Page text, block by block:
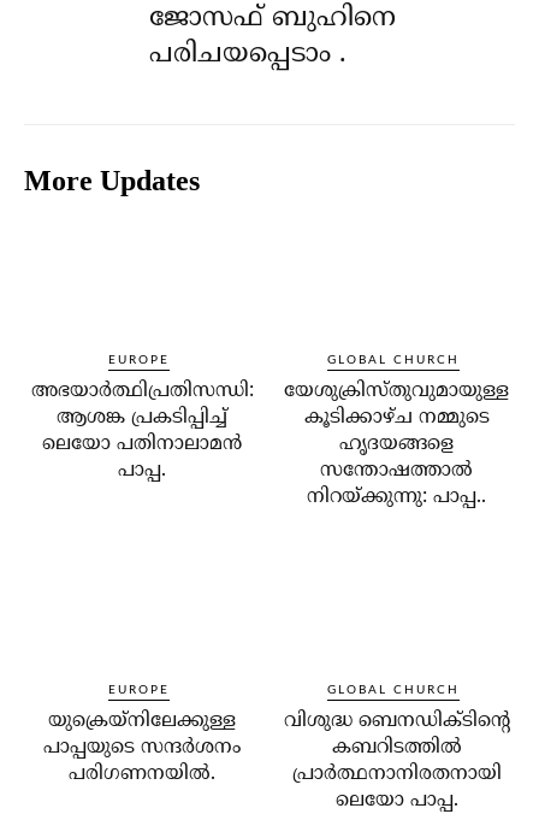
ജോസഫ് ബുഹിനെ
പരിചയപ്പെടാം .
More Updates
EUROPE
അഭയാര്‍ത്ഥിപ്രതിസന്ധി:
ആശങ്ക പ്രകടിപ്പിച്ച്
ലെയോ പതിനാലാമന്‍
പാപ്പ.
GLOBAL CHURCH
യേശുക്രിസ്തുവുമായുള്ള
കൂടിക്കാഴ്ച നമ്മുടെ
ഹൃദയങ്ങളെ
സന്തോഷത്താല്‍
നിറയ്ക്കുന്നു: പാപ്പ..
EUROPE
യുക്രെയ്‌നിലേക്കുള്ള
പാപ്പയുടെ സന്ദര്‍ശനം
പരിഗണനയില്‍.
GLOBAL CHURCH
വിശുദ്ധ ബെനഡിക്ടിന്റെ
കബറിടത്തില്‍
പ്രാര്‍ത്ഥനാനിരതനായി
ലെയോ പാപ്പ.